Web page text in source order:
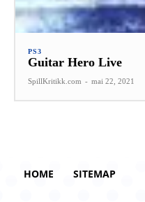
PS3
Guitar Hero Live
SpillKritikk.com - mai 22, 2021
HOME SITEMAP